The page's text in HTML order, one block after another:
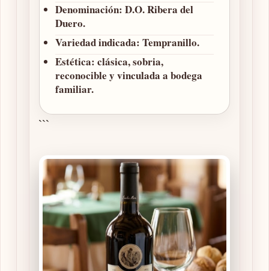
Denominación: D.O. Ribera del
Duero.
Variedad indicada: Tempranillo.
Estética: clásica, sobria,
reconocible y vinculada a bodega
familiar.
```